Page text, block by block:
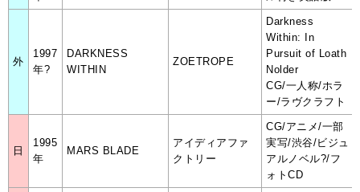
外
1997
年?
DARKNESS
WITHIN
ZOETROPE
Darkness
Within: In
Pursuit of Loath
Nolder
CG/一人称/ホラ
ー/ラヴクラフト
日
1995
年
MARS BLADE
アイディアファ
クトリー
CG/アニメ/一部
実写/渋谷/ビジュ
アルノベル?/フ
ォトCD